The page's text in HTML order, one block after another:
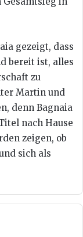
gezeigt, dass
bereit ist, alles
zu
Martin und
denn Bagnaia
nach Hause
zeigen, ob
sich als